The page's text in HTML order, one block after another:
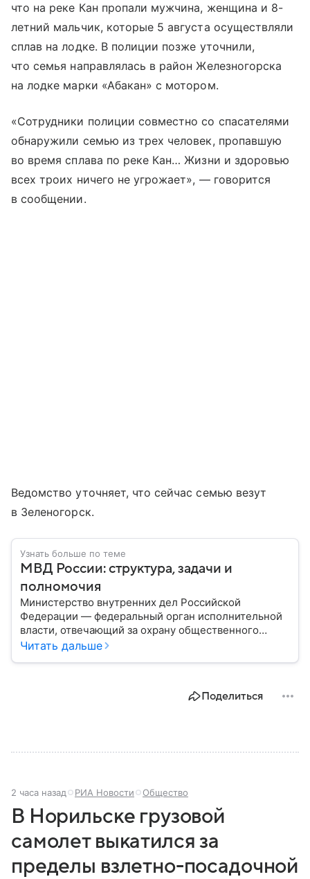
что на реке Кан пропали мужчина, женщина и 8-
летний мальчик, которые 5 августа осуществляли
сплав на лодке. В полиции позже уточнили,
что семья направлялась в район Железногорска
на лодке марки «Абакан» с мотором.
«Сотрудники полиции совместно со спасателями
обнаружили семью из трех человек, пропавшую
во время сплава по реке Кан… Жизни и здоровью
всех троих ничего не угрожает», — говорится
в сообщении.
Ведомство уточняет, что сейчас семью везут
в Зеленогорск.
Узнать больше по теме
МВД России: структура, задачи и
полномочия
Министерство внутренних дел Российской
Федерации — федеральный орган исполнительной
власти, отвечающий за охрану общественного
порядка, борьбу с преступностью, обеспечение
России, какие задачи выполняет министерство, как
Читать дальше
Поделиться
2 часа назад РИА Новости Общество
В Норильске грузовой
самолет выкатился за
пределы взлетно-посадочной